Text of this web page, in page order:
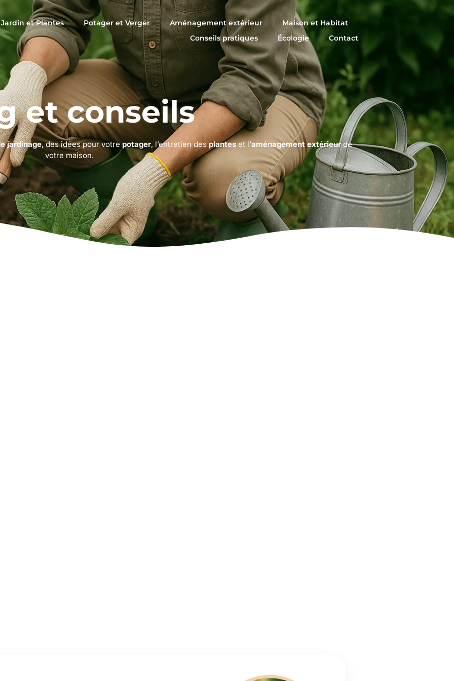
Jardin et Plantes Potager et Verger Aménagement extérieur
Maison et Habitat
Conseils pratiques
Écologie Contact
et conseils
jardinage, des idées pour votre potager, l’entretien desplanteset l’aménagement extérieurde
votre maison.